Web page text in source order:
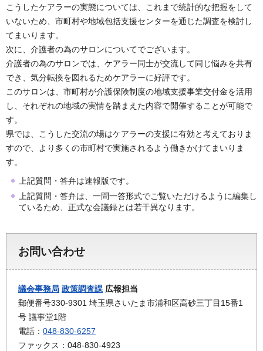
こうしたケアラーの実態については、これまで統計的な把握をして
いないため、市町村や地域包括支援センターを通じた調査を検討し
てまいります。
次に、介護者の為のサロンについてでございます。
介護者の為のサロンでは、ケアラー同士が交流して同じ悩みを共有
でき、気分転換を図れるためケアラーに好評です。
このサロンは、市町村が介護保険制度の地域支援事業交付金を活用
し、それぞれの地域の実情を踏まえた内容で開催することが可能で
す。
県では、こうした交流の場はケアラーの支援に有効と考えておりま
すので、より多くの市町村で実施されるよう働きかけてまいりま
す。
上記質問・答弁は速報版です。
上記質問・答弁は、一問一答形式でご覧いただけるように編集し
ているため、正式な会議録とは若干異なります。
お問い合わせ
議会事務局 政策調査課 広報担当
郵便番号330-9301 埼玉県さいたま市浦和区高砂三丁目15番1
号 議事堂1階
電話： 048-830-6257
ファックス：048-830-4923